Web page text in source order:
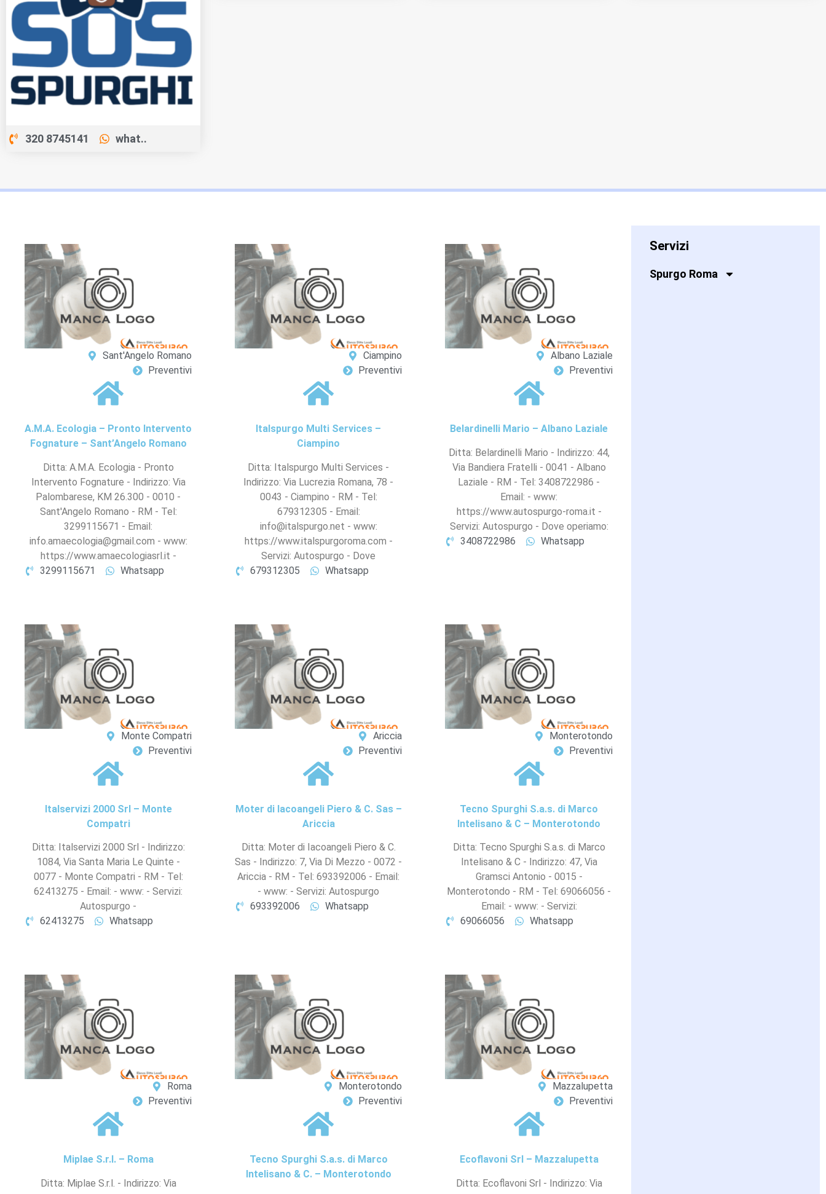
320 8745141 what..
Sant'Angelo Romano
Preventivi
A.M.A. Ecologia – Pronto Intervento
Fognature – Sant’Angelo Romano
Ditta: A.M.A. Ecologia - Pronto
Intervento Fognature - Indirizzo: Via
Palombarese, KM 26.300 - 0010 -
Sant'Angelo Romano - RM - Tel:
3299115671 - Email:
info.amaecologia@gmail.com - www:
https://www.amaecologiasrl.it -
3299115671
Whatsapp
Ciampino
Preventivi
Italspurgo Multi Services –
Ciampino
Ditta: Italspurgo Multi Services -
Indirizzo: Via Lucrezia Romana, 78 -
0043 - Ciampino - RM - Tel:
679312305 - Email:
info@italspurgo.net - www:
https://www.italspurgoroma.com -
Servizi: Autospurgo - Dove
679312305
Whatsapp
Albano Laziale
Preventivi
Belardinelli Mario – Albano Laziale
Ditta: Belardinelli Mario - Indirizzo: 44,
Via Bandiera Fratelli - 0041 - Albano
Laziale - RM - Tel: 3408722986 -
Email: - www:
https://www.autospurgo-roma.it -
Servizi: Autospurgo - Dove operiamo:
3408722986
Whatsapp
Monte Compatri
Preventivi
Italservizi 2000 Srl – Monte
Compatri
Ditta: Italservizi 2000 Srl - Indirizzo:
1084, Via Santa Maria Le Quinte -
0077 - Monte Compatri - RM - Tel:
62413275 - Email: - www: - Servizi:
Autospurgo -
62413275
Whatsapp
Ariccia
Preventivi
Moter di Iacoangeli Piero & C. Sas –
Ariccia
Ditta: Moter di Iacoangeli Piero & C.
Sas - Indirizzo: 7, Via Di Mezzo - 0072 -
Ariccia - RM - Tel: 693392006 - Email:
- www: - Servizi: Autospurgo
693392006
Whatsapp
Monterotondo
Preventivi
Tecno Spurghi S.a.s. di Marco
Intelisano & C – Monterotondo
Ditta: Tecno Spurghi S.a.s. di Marco
Intelisano & C - Indirizzo: 47, Via
Gramsci Antonio - 0015 -
Monterotondo - RM - Tel: 69066056 -
Email: - www: - Servizi:
69066056
Whatsapp
Roma
Preventivi
Miplae S.r.l. – Roma
Ditta: Miplae S.r.l. - Indirizzo: Via
Monterotondo
Preventivi
Tecno Spurghi S.a.s. di Marco
Intelisano & C. – Monterotondo
Mazzalupetta
Preventivi
Ecoflavoni Srl – Mazzalupetta
Ditta: Ecoflavoni Srl - Indirizzo: Via
Servizi
Spurgo Roma